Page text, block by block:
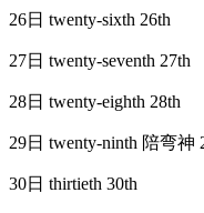
26日 twenty-sixth 26th
27日 twenty-seventh 27th
28日 twenty-eighth 28th
29日 twenty-ninth 陪弯神
30日 thirtieth 30th